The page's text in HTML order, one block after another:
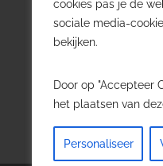
cookies pas je de
sociale media-
bekijken.
Door op "Accepteer
het plaatsen van
Personaliseer
transport,
en
willen volgen.